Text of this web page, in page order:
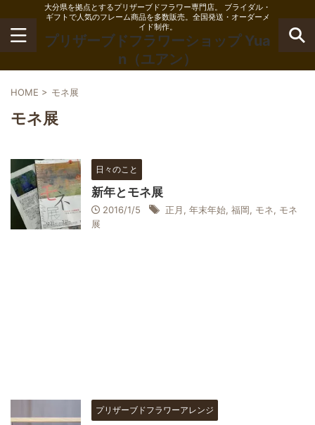
大分県を拠点とするプリザーブドフラワー専門店。 ブライダル・
ギフトで人気のフレーム商品を多数販売。全国発送・オーダーメ
イド制作。
プリザーブドフラワーショップ Yua
n（ユアン）
HOME > モネ展
モネ展
日々のこと
新年とモネ展
2016/1/5 正月 , 年末年始, 福岡, モネ, モネ
展
プリザーブドフラワーアレンジ